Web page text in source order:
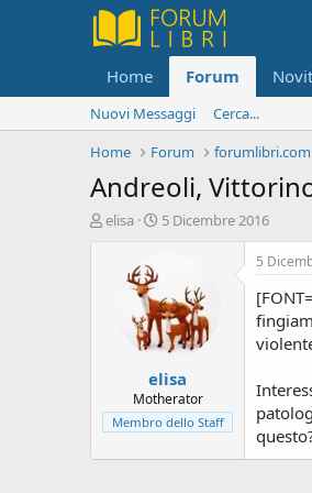
Home Forum
Nuovi Messaggi
Cerca...
Home
Forum forumlibri.com
Andreoli,
C
s
c
u
elisa
D
d
i
i
n
i
z
i
o
5 Dicembre 2016
elisa
Motherator
Membro dello Staff
5